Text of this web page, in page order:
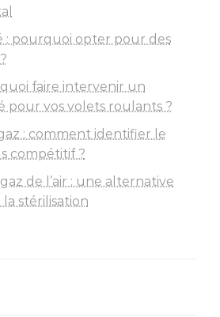
: pourquoi opter pour des
faire intervenir un
pour vos volets roulants ?
: comment identifier le
compétitif ?
de l’air : une alternative
stérilisation